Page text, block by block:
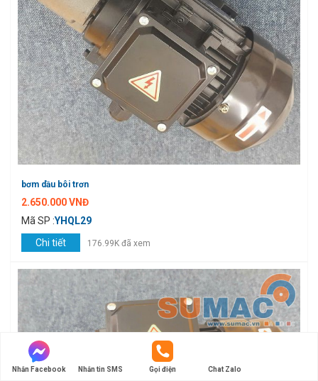
bơm dầu bôi trơn
2.650.000 VNĐ
Mã SP :YHQL29
Chi tiết
176.99K đã xem
Nhắn Facebook Nhắn tin SMS Gọi điện Chat Zalo